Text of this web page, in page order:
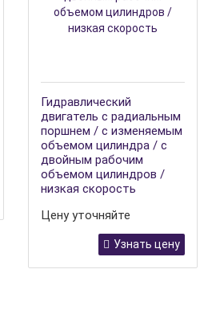
Гидравлический
двигатель с радиальным
поршнем / с изменяемым
объемом цилиндра / с
двойным рабочим
объемом цилиндров /
низкая скорость
Цену уточняйте
Узнать цену